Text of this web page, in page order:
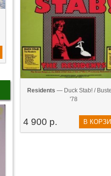
Residents — Duck Stab! /
'78
4 900 р. В